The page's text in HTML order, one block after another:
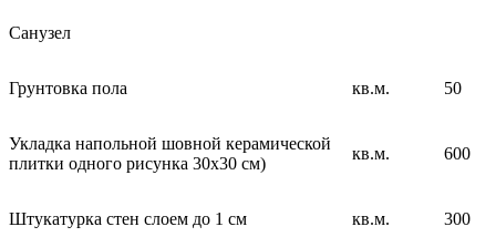
Санузел
Грунтовка пола кв.м. 50
Укладка напольной шовной керамической
плитки одного рисунка 30х30 см)
кв.м. 600
Штукатурка стен слоем до 1 см кв.м. 300